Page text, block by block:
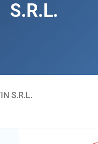
S.R.L.